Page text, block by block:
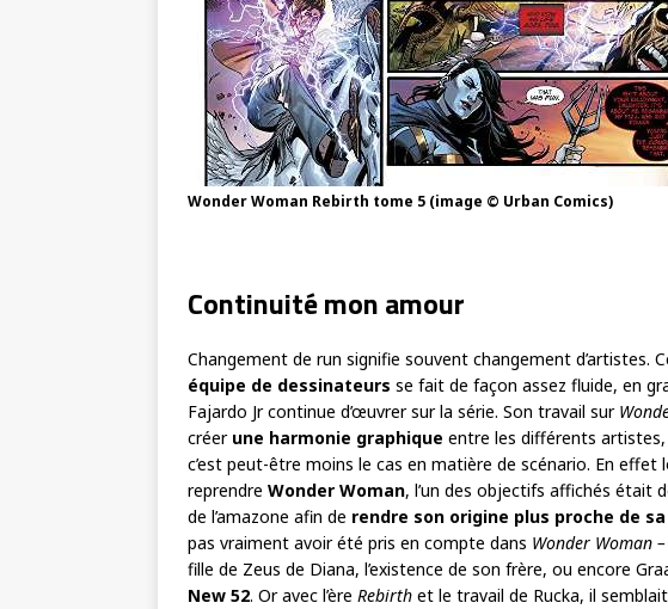
Wonder Woman Rebirth tome 5 (image © Urban Comics)
Continuité mon amour
Changement de run signifie souvent changement d’artistes.
équipe de dessinateurs se fait de façon assez fluide, en
Fajardo Jr continue d’œuvrer sur la série. Son travail sur
créer une harmonie graphique entre les différents artistes,
c’est peut-être moins le cas en matière de scénario. En effet
reprendre Wonder Woman, l’un des objectifs affichés était
de l’amazone afin de rendre son origine plus proche de
pas vraiment avoir été pris en compte dans Wonder Woman
fille de Zeus de Diana, l’existence de son frère, ou encore
New 52. Or avec l’ère Rebirth et le travail de Rucka, il